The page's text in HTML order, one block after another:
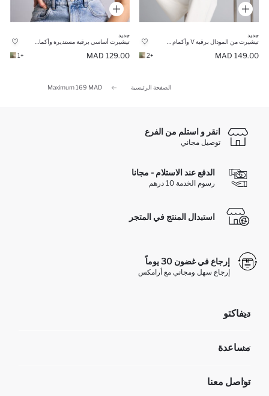
جديد
149.00 MAD
+2
جديد
129.00 MAD
+1
الصفحة الرئيسية Maximum 169 MAD
انقر و استلم من الفرع
توصيل مجاني
الدفع عند الاستلام - مجانا
رسوم الخدمة 10 درهم
استبدال المنتج في المتجر
إرجاع في غضون 30 يوماً
إرجاع سهل ومجاني مع أرامكس
ديفاكتو
تعرف علينا
مساعدة
عمليات الارجاع و الاستبدال السهلة
تواصل معنا